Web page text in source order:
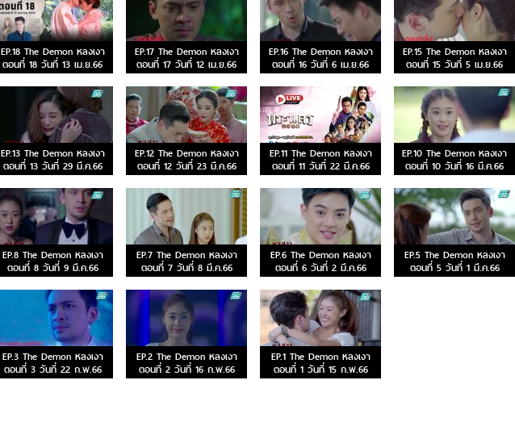
EP.18 The Demon หลงเงา
ตอนที่ 18 วันที่ 13 เม.ย.66
EP.17 The Demon หลงเงา
ตอนที่ 17 วันที่ 12 เม.ย.66
EP.16 The Demon หลงเงา
ตอนที่ 16 วันที่ 6 เม.ย.66
EP.15 The Demon หลงเงา
ตอนที่ 15 วันที่ 5 เม.ย.66
EP.13 The Demon หลงเงา
ตอนที่ 13 วันที่ 29 มี.ค.66
EP.12 The Demon หลงเงา
ตอนที่ 12 วันที่ 23 มี.ค.66
EP.11 The Demon หลงเงา
ตอนที่ 11 วันที่ 22 มี.ค.66
EP.10 The Demon หลงเงา
ตอนที่ 10 วันที่ 16 มี.ค.66
EP.8 The Demon หลงเงา
ตอนที่ 8 วันที่ 9 มี.ค.66
EP.7 The Demon หลงเงา
ตอนที่ 7 วันที่ 8 มี.ค.66
EP.6 The Demon หลงเงา
ตอนที่ 6 วันที่ 2 มี.ค.66
EP.5 The Demon หลงเงา
ตอนที่ 5 วันที่ 1 มี.ค.66
EP.3 The Demon หลงเงา
ตอนที่ 3 วันที่ 22 ก.พ.66
EP.2 The Demon หลงเงา
ตอนที่ 2 วันที่ 16 ก.พ.66
EP.1 The Demon หลงเงา
ตอนที่ 1 วันที่ 15 ก.พ.66